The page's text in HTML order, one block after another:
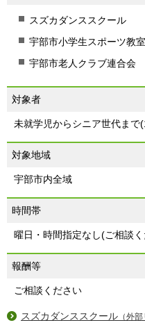
スズカダンススクール
宇部市小学生スポーツ教室
宇部市老人クラブ連合会
対象者
未就学児からシニア世代まで
対象地域
宇部市内全域
時間帯
曜日・時間指定なし(ご相談
報酬等
ご相談ください
スズカダンススクール （外